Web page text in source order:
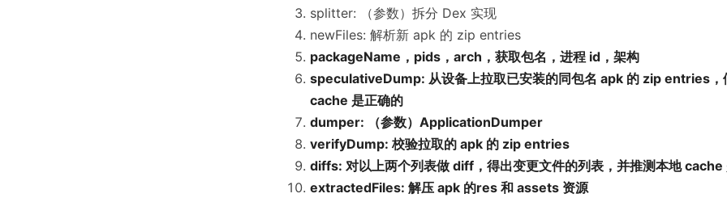
splitter: （参数）拆分 Dex 实现
newFiles: 解析新 apk 的 zip entries
packageName，pids，arch，获取包名，进程 id，架构
speculativeDump: 从设备上拉取已安装的同包名 apk 的 zip entries，
cache 是正确的
dumper: （参数）ApplicationDumper
verifyDump: 校验拉取的 apk 的 zip entries
diffs: 对以上两个列表做 diff，得出变更文件的列表，并推测本地 cache
extractedFiles: 解压 apk 的res 和 assets 资源